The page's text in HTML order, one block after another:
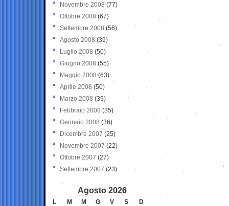
Novembre 2008 (77)
Ottobre 2008 (67)
Settembre 2008 (56)
Agosto 2008 (39)
Luglio 2008 (50)
Giugno 2008 (55)
Maggio 2008(63)
Aprile 2008 (50)
Marzo 2008 (39)
Febbraio 2008 (35)
Gennaio 2008 (36)
Dicembre 2007 (25)
Novembre 2007 (22)
Ottobre 2007 (27)
Settembre 2007 (23)
Agosto 2026
L M M G V S
D